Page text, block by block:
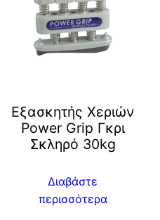
Εξασκητής Χεριών
Power Grip Γκρι
Σκληρό 30kg
Διαβάστε
περισσότερα